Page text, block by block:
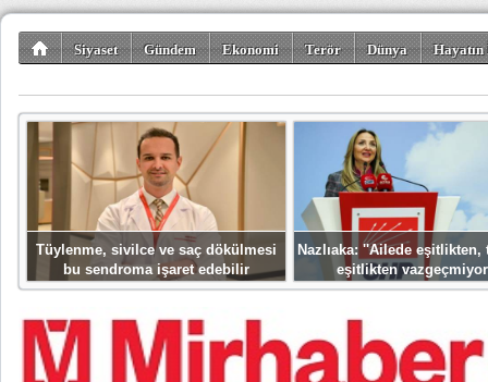
Siyaset Gündem Ekonomi Terör Dünya
Tüylenme, sivilce ve saç dökülmesi
bu sendroma işaret edebilir
Nazlıaka: ''Ailede eşitlikten,
eşitlikten